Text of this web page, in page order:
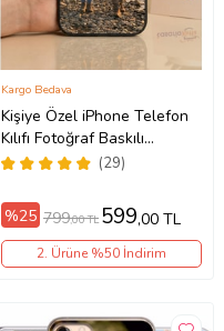
Kişiye Özel iPhone Telefon
Kılıfı Fotoğraf Baskılı
11/13/14/14Pro/14ProMax/15/
(29)
Kargo Bedava
%25 799,00 TL 599,00 TL
2. Ürüne %50 İndirim